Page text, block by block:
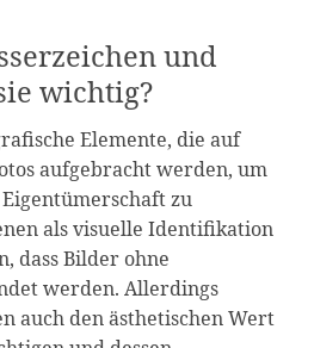
und
wichtig?
Elemente, die auf
aufgebracht werden, um
zu
als visuelle Identifikation
dass Bilder ohne
werden. Allerdings
auch den ästhetischen Wert